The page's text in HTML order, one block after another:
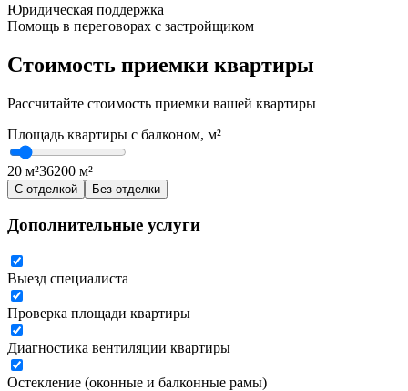
Юридическая поддержка
Помощь в переговорах с застройщиком
Стоимость приемки квартиры
Рассчитайте стоимость приемки вашей квартиры
Площадь квартиры с балконом, м²
20 м²36200 м²
С отделкой Без отделки
Дополнительные услуги
Выезд специалиста
Проверка площади квартиры
Диагностика вентиляции квартиры
Остекление (оконные и балконные рамы)